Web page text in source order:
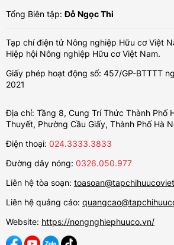
Tổng Biên tập:Đỗ Ngọc Thi
Tạp chí điện tử Nông nghiệp Hữu cơ Việt
Hiệp hội Nông nghiệp Hữu cơ Việt Nam.
Giấy phép hoạt động số: 457/GP-BTTTT
2021
Địa chỉ: Tầng 8, Cung Trí Thức Thành Phố
Thuyết, Phường Cầu Giấy, Thành Phố Hà
Điện thoại: 024.3333.3833
Đường dây nóng: 0326.050.977
Liên hệ tòa soạn:
Liên hệ quảng cáo:
Website: https://nongnghiephuuco.vn/